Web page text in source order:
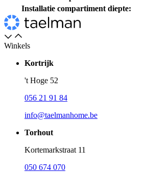
Installatie compartiment diepte:
Winkels
Kortrijk
't Hoge 52
056 21 91 84
info@taelmanhome.be
Torhout
Kortemarkstraat 11
050 674 070